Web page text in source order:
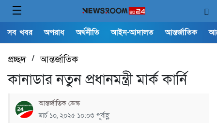
সব খবর অপরাধ অর্থনীতি আইন-আদালত আন্তর্জাতিক
প্রচ্ছদ/আন্তর্জাতিক
কানাডার নতুন প্রধানমন্ত্রী মার্ক কার্নি
আন্তর্জাতিক ডেস্ক
মার্চ ১০, ২০২৫ ১০:০৩ পূর্বাহ্ণ